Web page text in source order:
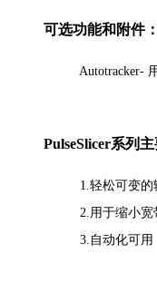
可选功能和附件：
Autotracker- 用
PulseSlicer系列主
1.轻松可变的输
2.用于缩小宽带
3.自动化可用